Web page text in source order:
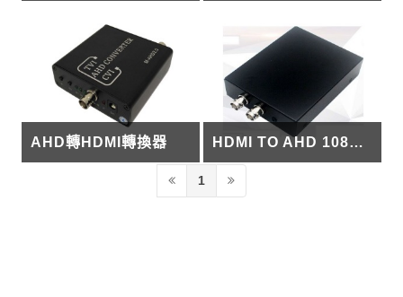
AHD轉HDMI轉換器 HDMI TO AHD 1080P 視訊轉換器
1